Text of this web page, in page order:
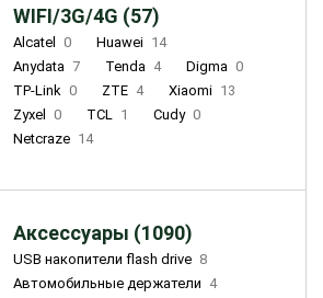
WIFI/3G/4G (57)
Alcatel 0 Huawei 14
Anydata 7 Tenda 4 Digma 0
TP-Link 0 ZTE 4 Xiaomi 13
Zyxel
0 TCL 1 Cudy 0
Netcraze 14
Аксессуары (1090)
USB накопители flash drive 8
Автомобильные держатели 4